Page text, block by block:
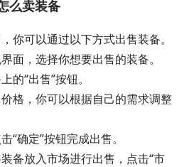
么卖装备
你可以通过以下方式出售装备。
面，选择你想要出售的装备。
的“出售”按钮。
格，你可以根据自己的需求调整
“确定”按钮完成出售。
备放入市场进行出售，点击“市